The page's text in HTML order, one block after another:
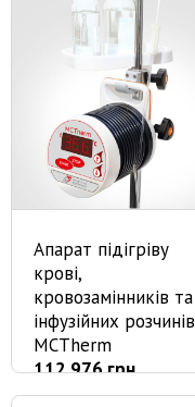
Апарат підігріву
крові,
кровозамінників та
інфузійних розчинів
MCTherm
112 976 грн